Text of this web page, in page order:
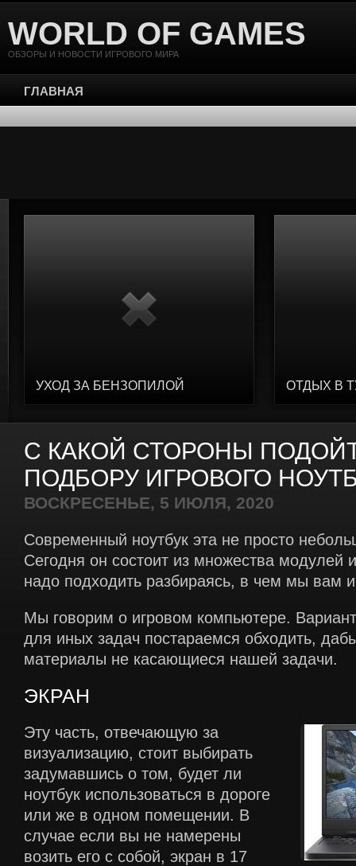
WORLD OF GAMES
ОБЗОРЫ И НОВОСТИ ИГРОВОГО МИРА
ГЛАВНАЯ
УХОД ЗА БЕНЗОПИЛОЙ ОТДЫХ В
С КАКОЙ СТОРОНЫ
ПОДБОРУ ИГРОВОГО
ВОСКРЕСЕНЬЕ, 5 ИЮЛЯ, 2020
Современный ноутбук эта не просто
Сегодня он состоит из множества модулей
надо подходить разбираясь, в чем мы вам
Мы говорим о игровом компьютере.
для иных задач постараемся обходить,
материалы не касающиеся нашей задачи.
ЭКРАН
Эту часть, отвечающую за
визуализацию, стоит выбирать
задумавшись о том, будет ли
ноутбук использоваться в дороге
или же в одном помещении. В
случае если вы не намерены
возить его с собой, экран в 17